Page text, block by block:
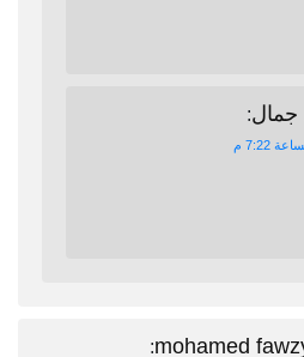
:
mohamed
: